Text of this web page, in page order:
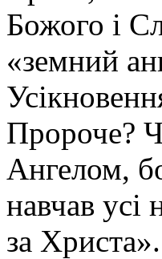
Божого і
«земний
Пророче?
Ангелом,
навчав
за Христа».